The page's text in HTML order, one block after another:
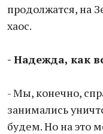
продолжатся, на
хаос.
- Надежда, как
- Мы, конечно,
занимались
будем. Но на это